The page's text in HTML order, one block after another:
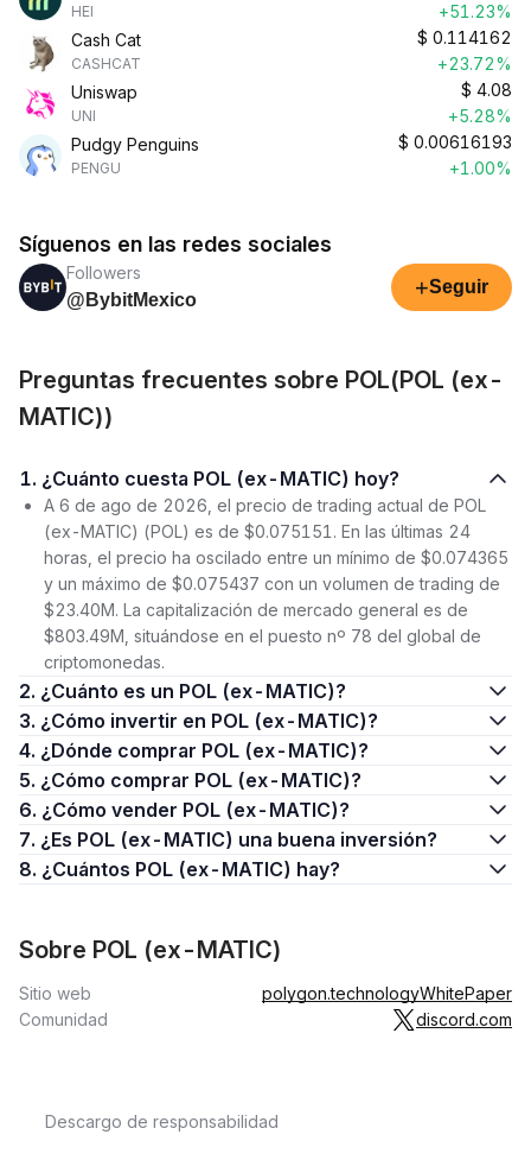
HEI
+51.23%
Cash Cat
CASHCAT
$ 0.114162
+23.72%
Uniswap
UNI
$ 4.08
+5.28%
Pudgy Penguins
PENGU
$ 0.00616193
+1.00%
Síguenos en las redes sociales
Followers
@BybitMexico
+Seguir
Preguntas frecuentes sobre POL(POL (ex-
MATIC))
1. ¿Cuánto cuesta POL (ex-MATIC) hoy?
A 6 de ago de 2026, el precio de trading actual de POL
(ex-MATIC) (POL) es de $0.075151. En las últimas 24
horas, el precio ha oscilado entre un mínimo de $0.074365
y un máximo de $0.075437 con un volumen de trading de
$23.40M. La capitalización de mercado general es de
$803.49M, situándose en el puesto nº 78 del global de
criptomonedas.
2. ¿Cuánto es un POL (ex-MATIC)?
3. ¿Cómo invertir en POL (ex-MATIC)?
4. ¿Dónde comprar POL (ex-MATIC)?
5. ¿Cómo comprar POL (ex-MATIC)?
6. ¿Cómo vender POL (ex-MATIC)?
7. ¿Es POL (ex-MATIC) una buena inversión?
8. ¿Cuántos POL (ex-MATIC) hay?
Sobre POL (ex-MATIC)
Sitio web polygon.technologyWhitePaper
Comunidad
discord.com
Descargo de responsabilidad